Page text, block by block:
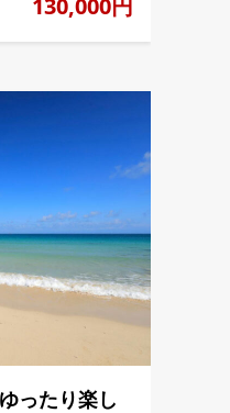
130,000円
ったり楽し